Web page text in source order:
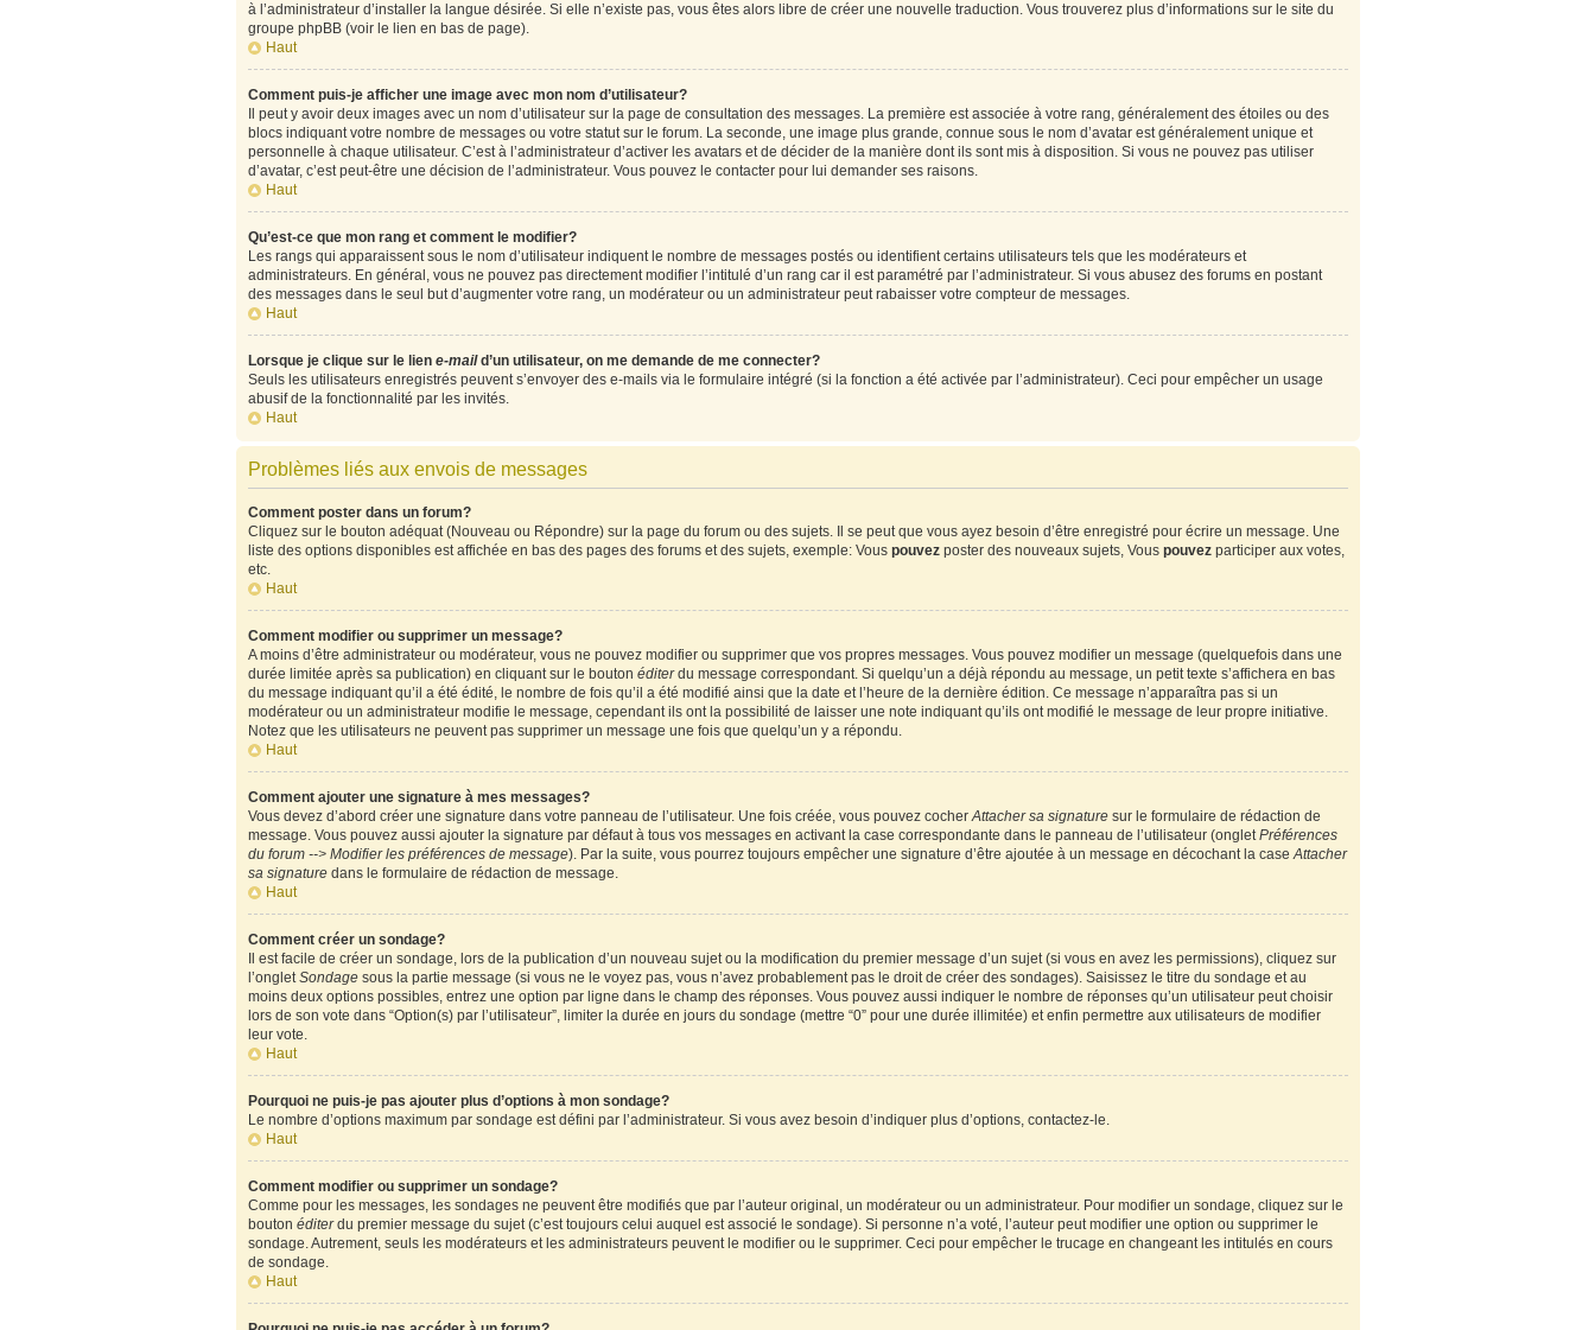
à l’administrateur d’installer la langue désirée. Si elle n’existe pas, vous êtes alors libre de créer une nouvelle traduction. Vous trouverez plus d’informations sur le site du
groupe phpBB (voir le lien en bas de page).
Haut
Comment puis-je afficher une image avec mon nom d’utilisateur?
Il peut y avoir deux images avec un nom d’utilisateur sur la page de consultation des messages. La première est associée à votre rang, généralement des étoiles ou des
blocs indiquant votre nombre de messages ou votre statut sur le forum. La seconde, une image plus grande, connue sous le nom d’avatar est généralement unique et
personnelle à chaque utilisateur. C’est à l’administrateur d’activer les avatars et de décider de la manière dont ils sont mis à disposition. Si vous ne pouvez pas utiliser
d’avatar, c’est peut-être une décision de l’administrateur. Vous pouvez le contacter pour lui demander ses raisons.
Haut
Qu’est-ce que mon rang et comment le modifier?
Les rangs qui apparaissent sous le nom d’utilisateur indiquent le nombre de messages postés ou identifient certains utilisateurs tels que les modérateurs et
administrateurs. En général, vous ne pouvez pas directement modifier l’intitulé d’un rang car il est paramétré par l’administrateur. Si vous abusez des forums en postant
des messages dans le seul but d’augmenter votre rang, un modérateur ou un administrateur peut rabaisser votre compteur de messages.
Haut
Lorsque je clique sur le lien e-maild’un utilisateur, on me demande de me connecter?
Seuls les utilisateurs enregistrés peuvent s’envoyer des e-mails via le formulaire intégré (si la fonction a été activée par l’administrateur). Ceci pour empêcher un usage
abusif de la fonctionnalité par les invités.
Haut
Problèmes liés aux envois de messages
Comment poster dans un forum?
Cliquez sur le bouton adéquat (Nouveau ou Répondre) sur la page du forum ou des sujets. Il se peut que vous ayez besoin d’être enregistré pour écrire un message. Une
liste des options disponibles est affichée en bas des pages des forums et des sujets, exemple: Vous pouvezposter des nouveaux sujets, Vous pouvezparticiper aux votes,
etc.
Haut
Comment modifier ou supprimer un message?
A moins d’être administrateur ou modérateur, vous ne pouvez modifier ou supprimer que vos propres messages. Vous pouvez modifier un message (quelquefois dans une
durée limitée après sa publication) en cliquant sur le bouton éditerdu message correspondant. Si quelqu’un a déjà répondu au message, un petit texte s’affichera en bas
du message indiquant qu’il a été édité, le nombre de fois qu’il a été modifié ainsi que la date et l’heure de la dernière édition. Ce message n’apparaîtra pas si un
modérateur ou un administrateur modifie le message, cependant ils ont la possibilité de laisser une note indiquant qu’ils ont modifié le message de leur propre initiative.
Notez que les utilisateurs ne peuvent pas supprimer un message une fois que quelqu’un y a répondu.
Haut
Comment ajouter une signature à mes messages?
Vous devez d’abord créer une signature dans votre panneau de l’utilisateur. Une fois créée, vous pouvez cocherAttacher sa signaturesur le formulaire de rédaction de
message. Vous pouvez aussi ajouter la signature par défaut à tous vos messages en activant la case correspondante dans le panneau de l’utilisateur (ongletPréférences
du forum --> Modifier les préférences de message). Par la suite, vous pourrez toujours empêcher une signature d’être ajoutée à un message en décochant la caseAttacher
sa signaturedans le formulaire de rédaction de message.
Haut
Comment créer un sondage?
Il est facile de créer un sondage, lors de la publication d’un nouveau sujet ou la modification du premier message d’un sujet (si vous en avez les permissions), cliquez sur
l’ongletSondagesous la partie message (si vous ne le voyez pas, vous n’avez probablement pas le droit de créer des sondages). Saisissez le titre du sondage et au
moins deux options possibles, entrez une option par ligne dans le champ des réponses. Vous pouvez aussi indiquer le nombre de réponses qu’un utilisateur peut choisir
lors de son vote dans “Option(s) par l’utilisateur”, limiter la durée en jours du sondage (mettre “0” pour une durée illimitée) et enfin permettre aux utilisateurs de modifier
leur vote.
Haut
Pourquoi ne puis-je pas ajouter plus d’options à mon sondage?
Le nombre d’options maximum par sondage est défini par l’administrateur. Si vous avez besoin d’indiquer plus d’options, contactez-le.
Haut
Comment modifier ou supprimer un sondage?
Comme pour les messages, les sondages ne peuvent être modifiés que par l’auteur original, un modérateur ou un administrateur. Pour modifier un sondage, cliquez sur le
bouton éditerdu premier message du sujet (c’est toujours celui auquel est associé le sondage). Si personne n’a voté, l’auteur peut modifier une option ou supprimer le
sondage. Autrement, seuls les modérateurs et les administrateurs peuvent le modifier ou le supprimer. Ceci pour empêcher le trucage en changeant les intitulés en cours
de sondage.
Haut